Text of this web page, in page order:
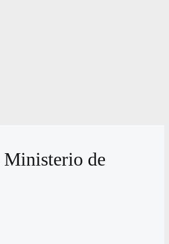
Ministerio de